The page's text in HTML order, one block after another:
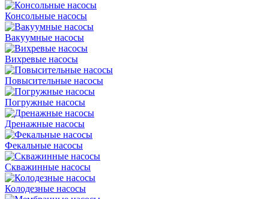
Консольные насосы
Вакуумные насосы
Вихревые насосы
Повысительные насосы
Погружные насосы
Дренажные насосы
Фекальные насосы
Скважинные насосы
Колодезные насосы